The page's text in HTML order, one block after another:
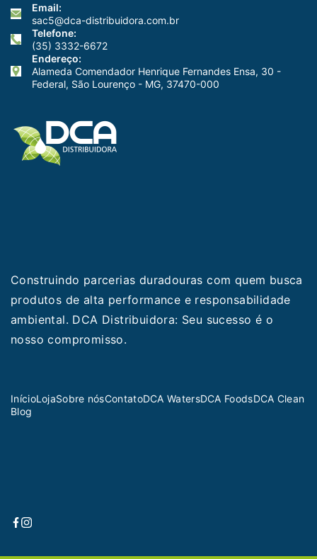
Email:
sac5@dca-distribuidora.com.br
Telefone:
(35) 3332-6672
Endereço:
Alameda Comendador Henrique Fernandes Ensa, 30 -
Federal, São Lourenço - MG, 37470-000
Construindo parcerias duradouras com quem busca
produtos de alta performance e responsabilidade
ambiental. DCA Distribuidora: Seu sucesso é o
nosso compromisso.
InícioLojaSobre nósContatoDCA WatersDCA FoodsDCA Clean
Blog